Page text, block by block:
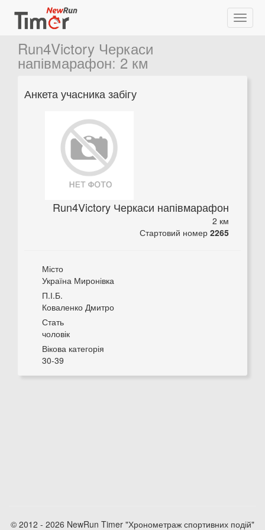
Run4Victory Черкаси
напівмарафон:2 км
Анкета учасника забігу
Run4Victory Черкаси напівмарафон
2 км
Стартовий номер 2265
Місто
Україна Миронівка
П.І.Б.
Коваленко Дмитро
Стать
чоловік
Вікова категорія
30-39
© 2012 - 2026 NewRun Timer "Хронометраж спортивних подій"